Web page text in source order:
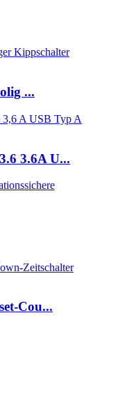
...
3.6A U...
Cou...